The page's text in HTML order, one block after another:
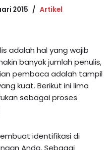
2015 Artikel
adalah hal yang wajib
banyak jumlah penulis,
pembaca adalah tampil
kuat. Berikut ini lima
sebagai proses
identifikasi di
Anda. Sebagai